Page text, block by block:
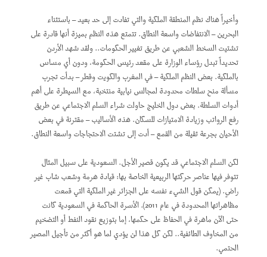
وأخيراً هناك نظم المنطقة الملكية والتي تفادت إلى حد بعيد – باستثناء
البحرين – الانتفاضات واسعة النطاق. تتمتع هذه النظم بميزة أنها قادرة على
تشتيت السخط الشعبي عن طريق تغيير الحكومات.. ولقد شهد الأردن
تحديداً تبدل رؤساء الوزارة على مقعد رئيس الحكومة، ودون أي مساس
بالملكية. بعض النظم الملكية – في المغرب والكويت وقطر – بدأت تجرب
مسألة منح سلطات محدودة لمجالس نيابية منتخبة، مع السيطرة على أهم
أدوات السلطة. بعض دول الخليج حاولت شراء السلم الاجتماعي عن طريق
رفع الرواتب وزيادة الامتيازات للسكان. هذه الأساليب – مقترنة في بعض
الأحيان بجرعة ثقيلة من القمع – أدت إلى تشتت الاحتجاجات واسعة النطاق.
لكن السلم الاجتماعي قد يكون قصير الأجل. السعودية على سبيل المثال
تتوفر فيها عناصر حركتها الربيعية الخاصة بها: قيادة هرمة وشعب شاب غير
راضٍ. (يمكن قول الشيء نفسه على الجزائر غير الملكية التي قمعت
مظاهراتها المحدودة في عام 2011). الأسرة الحاكمة في السعودية كانت
حتى الآن ماهرة في الحفاظ على حكمها، إما بتوزيع نقود النفط أو التضخيم
من المخاوف الطائفية.. لكن كل هذا لن يؤدي لما هو أكثر من تأجيل المصير
الحتمي.